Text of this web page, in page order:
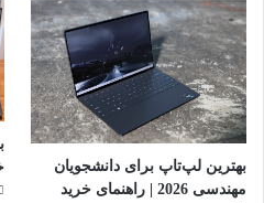
بهترین لپ‌تاپ برای دانشجویان
مهندسی 2026 | راهنمای خرید